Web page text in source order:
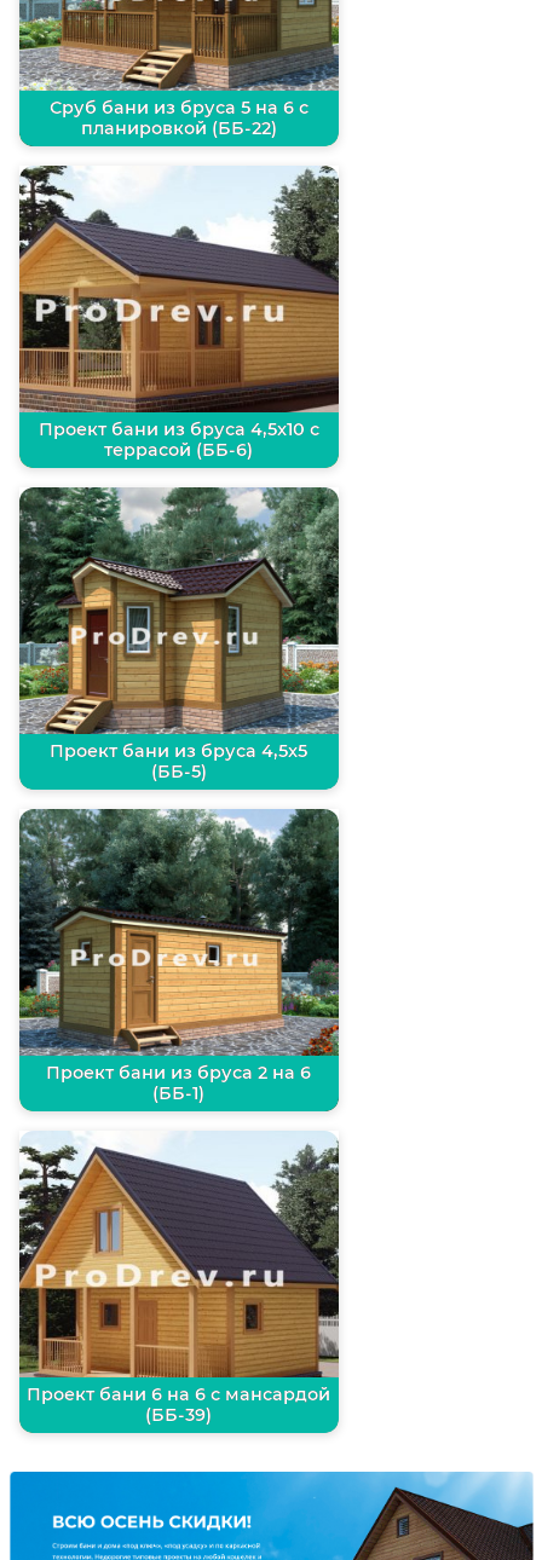
Сруб бани из бруса 5 на 6 с
планировкой (ББ-22)
Проект бани из бруса 4,5х10 с
террасой (ББ-6)
Проект бани из бруса 4,5х5
(ББ-5)
Проект бани из бруса 2 на 6
(ББ-1)
Проект бани 6 на 6 с мансардой
(ББ-39)